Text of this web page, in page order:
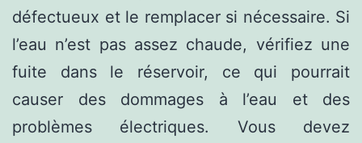
défectueux et le remplacer si nécessaire. Si
l’eau n’est pas assez chaude, vérifiez une
fuite dans le réservoir, ce qui pourrait
causer des dommages à l’eau et des
problèmes électriques. Vous devez